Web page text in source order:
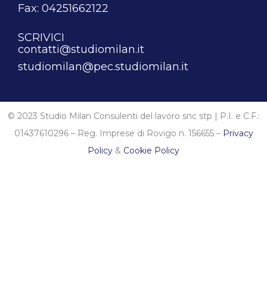
Fax: 04251662122
SCRIVICI
contatti@studiomilan.it
studiomilan@pec.studiomilan.it
© 2023 Studio Milan Consulenti del lavoro snc stp | P.I. e C.F.:
01437610296 – Reg. Imprese di Rovigo n. 156655 – Privacy
Policy & Cookie Policy